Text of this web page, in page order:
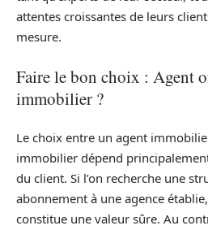
attentes croissantes de leurs
mesure.
Faire le bon choix : Agent
immobilier ?
Le choix entre un agent
immobilier dépend
du client. Si l’on recherche une
abonnement à une agence
constitue une valeur sûre. Au